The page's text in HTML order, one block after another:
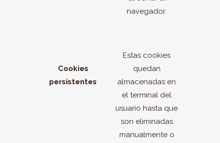
navegador.
Cookies
persistentes
Estas cookies
quedan
almacenadas en
el terminal del
usuario hasta que
son eliminadas
manualmente o